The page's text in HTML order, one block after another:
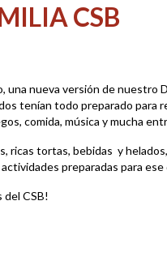
CSB
una nueva versión de nuestro
tenían todo preparado para
comida, música y mucha
ricas tortas, bebidas y
preparadas para ese
del CSB!